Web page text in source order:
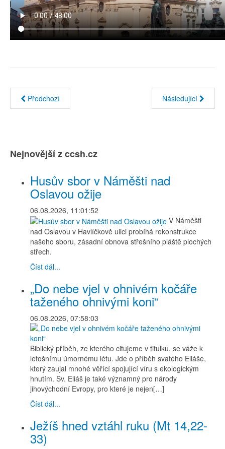
Předchozí Následující
Nejnovější z ccsh.cz
Husův sbor v Náměšti nad
Oslavou ožije
06.08.2026, 11:01:52
V Náměšti
nad Oslavou v Havlíčkově ulici probíhá rekonstrukce
našeho sboru, zásadní obnova střešního pláště plochých
střech.
Číst dál...
„Do nebe vjel v ohnivém kočáře
taženého ohnivými koni“
06.08.2026, 07:58:03
Biblický příběh, ze kterého citujeme v titulku, se váže k
letošnímu úmornému létu. Jde o příběh svatého Eliáše,
který zaujal mnohé věřící spojující víru s ekologickým
hnutím. Sv. Eliáš je také významný pro národy
jihovýchodní Evropy, pro které je nejen[…]
Číst dál...
Ježíš hned vztáhl ruku (Mt 14,22-
33)